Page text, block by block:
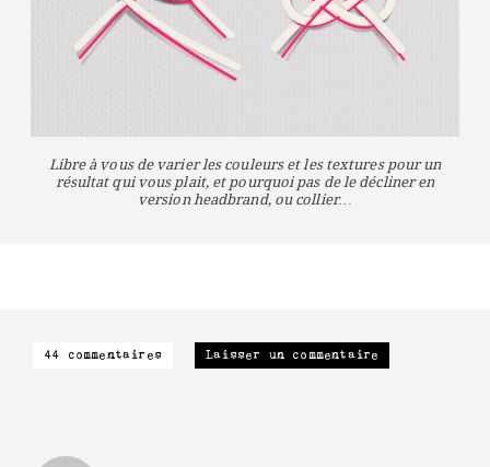
Libre à vous de varier les couleurs et les textures pour un
résultat qui vous plait, et pourquoi pas de le décliner en
version headbrand, ou collier…
44 commentaires Laisser un commentaire